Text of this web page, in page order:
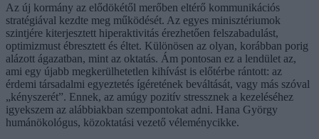
Az új kormány az elődökétől merőben eltérő kommunikációs
stratégiával kezdte meg működését. Az egyes minisztériumok
szintjére kiterjesztett hiperaktivitás érezhetően felszabadulást,
optimizmust ébresztett és éltet. Különösen az olyan, korábban porig
alázott ágazatban, mint az oktatás. Ám pontosan ez a lendület az,
ami egy újabb megkerülhetetlen kihívást is előtérbe rántott: az
érdemi társadalmi egyeztetés ígéretének beváltását, vagy más szóval
„kényszerét”. Ennek, az amúgy pozitív stressznek a kezeléséhez
igyekszem az alábbiakban szempontokat adni. Hana György
humánökológus, közoktatási vezető véleménycikke.